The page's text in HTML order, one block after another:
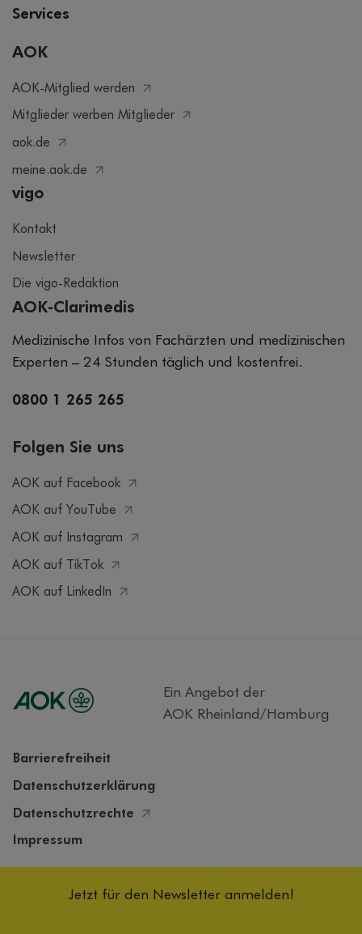
Services
AOK
AOK-Mitglied werden
Mitglieder werben Mitglieder
aok.de
meine.aok.de
vigo
Kontakt
Newsletter
Die vigo-Redaktion
AOK-Clarimedis
Medizinische Infos von Fachärzten und medizinischen
Experten – 24 Stunden täglich und kostenfrei.
0800 1 265 265
Folgen Sie uns
AOK auf Facebook
AOK auf YouTube
AOK auf Instagram
AOK auf TikTok
AOK auf LinkedIn
Ein Angebot der
AOK Rheinland/Hamburg
Barrierefreiheit
Datenschutzerklärung
Datenschutzrechte
Impressum
Jetzt für den Newsletter anmelden!